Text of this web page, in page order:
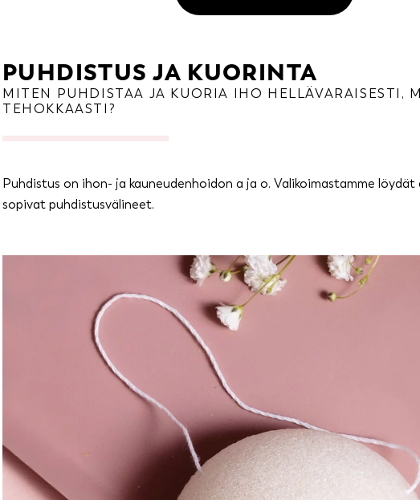
PUHDISTUS JA KUORINTA
MITEN PUHDISTAA JA KUORIA IHO HELLÄVARAISESTI,
TEHOKKAASTI?
Puhdistus on ihon- ja kauneudenhoidon a ja o. Valikoimastamme
sopivat puhdistusvälineet.